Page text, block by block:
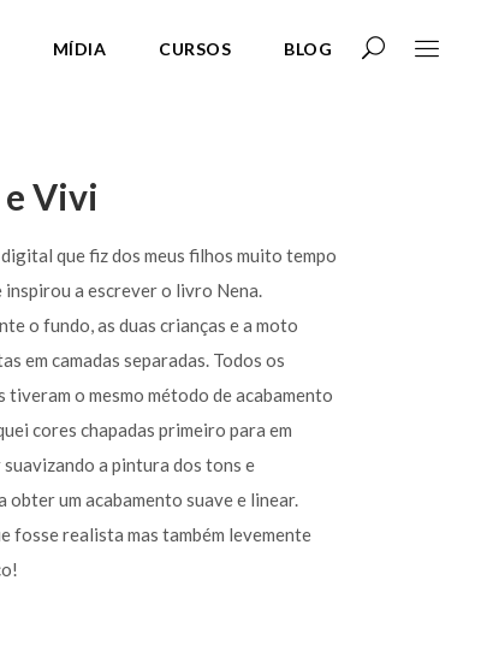
MÍDIA CURSOS BLOG
Vivi
que fiz dos meus filhos muito tempo
inspirou a escrever o livro Nena.
o fundo, as duas crianças e a moto
em camadas separadas. Todos os
tiveram o mesmo método de acabamento
cores chapadas primeiro para em
a pintura dos tons e
obter um acabamento suave e linear.
fosse realista mas também levemente